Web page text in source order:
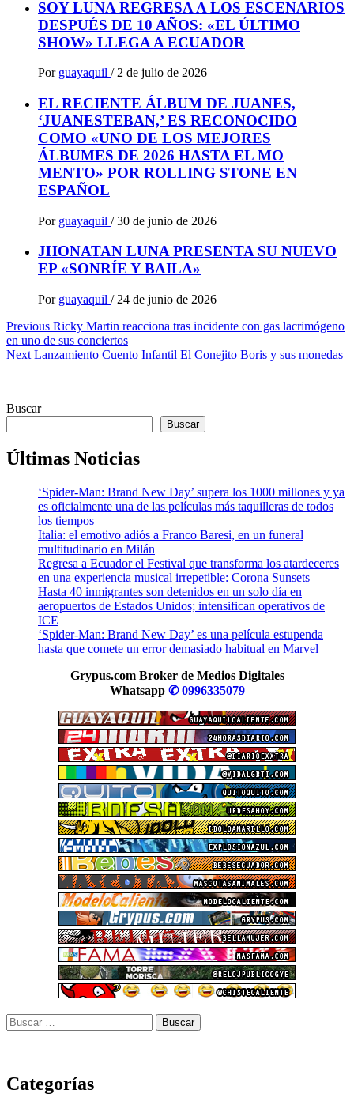
SOY LUNA REGRESA A LOS ESCENARIOS
DESPUÉS DE 10 AÑOS: «EL ÚLTIMO
SHOW» LLEGA A ECUADOR
Por guayaquil / 2 de julio de 2026
EL RECIENTE ÁLBUM DE JUANES,
‘JUANESTEBAN,’ ES RECONOCIDO
COMO «UNO DE LOS MEJORES
ÁLBUMES DE 2026 HASTA EL MO
MENTO» POR ROLLING STONE EN
ESPAÑOL
Por guayaquil / 30 de junio de 2026
JHONATAN LUNA PRESENTA SU NUEVO
EP «SONRÍE Y BAILA»
Por guayaquil / 24 de junio de 2026
Post
navigation
Previous Ricky Martin reacciona tras incidente con gas lacrimógeno
en uno de sus conciertos
Next Lanzamiento Cuento Infantil El Conejito Boris y sus monedas
Buscar
Buscar
Últimas Noticias
‘Spider-Man: Brand New Day’ supera los 1000 millones y ya
es oficialmente una de las películas más taquilleras de todos
los tiempos
Italia: el emotivo adiós a Franco Baresi, en un funeral
multitudinario en Milán
Regresa a Ecuador el Festival que transforma los atardeceres
en una experiencia musical irrepetible: Corona Sunsets
Hasta 40 inmigrantes son detenidos en un solo día en
aeropuertos de Estados Unidos; intensifican operativos de
ICE
‘Spider-Man: Brand New Day’ es una película estupenda
hasta que comete un error demasiado habitual en Marvel
Grypus.com Broker de Medios Digitales
Whatsapp ✆ 0996335079
Buscar:
Categorías